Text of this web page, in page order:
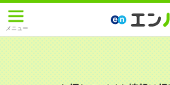
メニュー